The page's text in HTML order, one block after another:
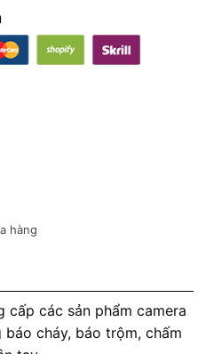
hàng
cấp các sản phẩm camera
cháy, báo trộm, chấm